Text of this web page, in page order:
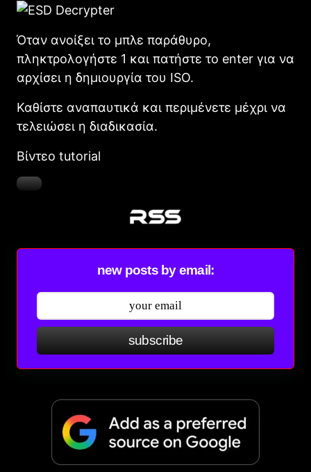
Όταν ανοίξει το μπλε παράθυρο,
πληκτρολογήστε 1 και πατήστε το enter για να
αρχίσει η δημιουργία του ISO.
Καθίστε αναπαυτικά και περιμένετε μέχρι να
τελειώσει η διαδικασία.
Βίντεο tutorial
new posts by email:
subscribe